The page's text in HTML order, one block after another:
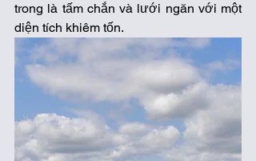
trong là tấm chắn và lưới ngăn với một
diện tích khiêm tốn.